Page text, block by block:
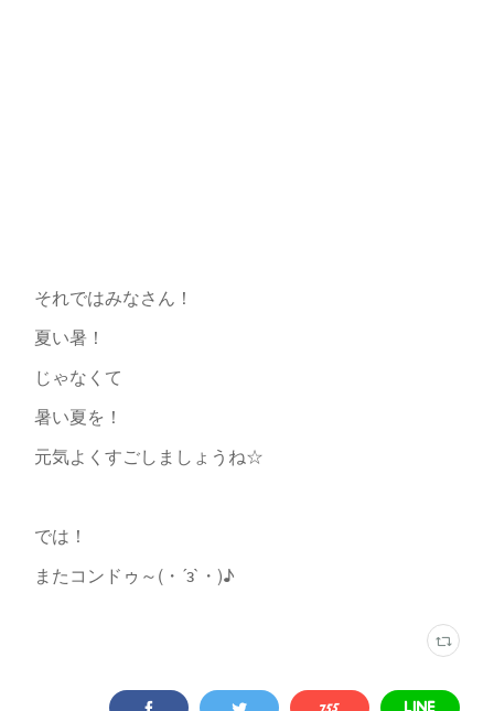
それではみなさん！
夏い暑！
じゃなくて
暑い夏を！
元気よくすごしましょうね☆
では！
またコンドゥ～(・´з`・)♪